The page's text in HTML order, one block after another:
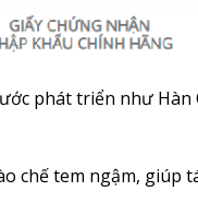
phát triển như Hàn
chế tem ngậm, giúp